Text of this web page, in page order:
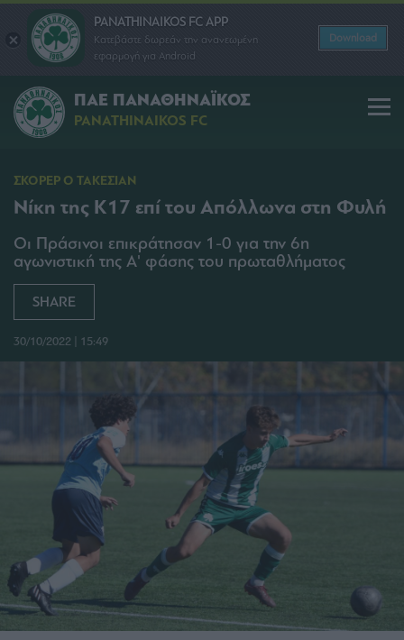
PANATHINAIKOS FC APP
Κατεβάστε δωρεάν την ανανεωμένη
εφαρμογή για Android
Download
ΠΑΕ ΠΑΝΑΘΗΝΑΪΚΟΣ
PANATHINAIKOS FC
ΣΚΟΡΕΡ Ο ΤΑΚΕΣΙΑΝ
Νίκη της Κ17 επί του Απόλλωνα στη Φυλή
Οι Πράσινοι επικράτησαν 1-0 για την 6η
αγωνιστική της Α' φάσης του πρωταθλήματος
SHARE
30/10/2022 | 15:49